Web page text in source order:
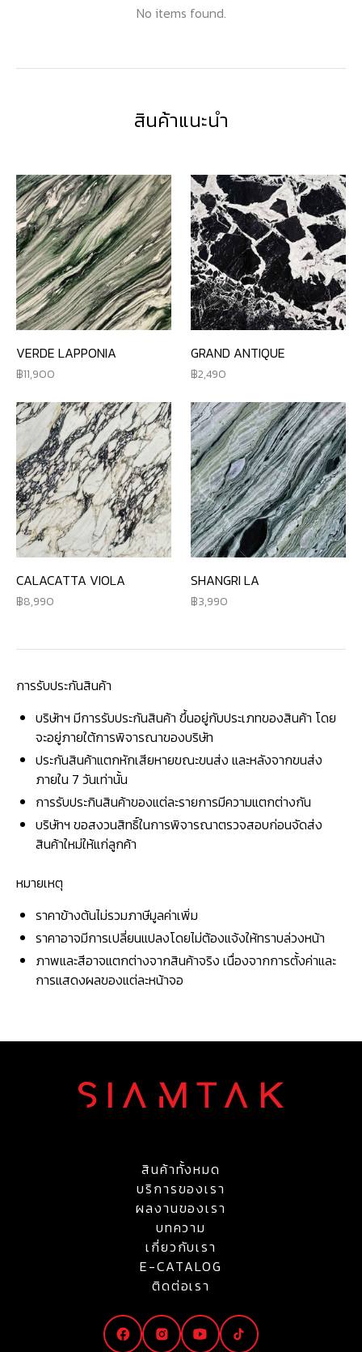
No items found.
สินค้าแนะนำ
VERDE LAPPONIA
11,900
GRAND ANTIQUE
2,490
CALACATTA VIOLA
8,990
SHANGRI LA
3,990
การรับประกันสินค้า
บริษัทฯ มีการรับประกันสินค้า ขึ้นอยู่กับประเภทของสินค้า โดย
จะอยู่ภายใต้การพิจารณาของบริษัท
ประกันสินค้าแตกหักเสียหายขณะขนส่ง และหลังจากขนส่ง
ภายใน 7 วันเท่านั้น
การรับประกินสินค้าของแต่ละรายการมีความแตกต่างกัน
บริษัทฯ ขอสงวนสิทธิ์ในการพิจารณาตรวจสอบก่อนจัดส่ง
สินค้าใหม่ให้แก่ลูกค้า
หมายเหตุ
ราคาข้างต้นไม่รวมภาษีมูลค่าเพิ่ม
ราคาอาจมีการเปลี่ยนแปลงโดยไม่ต้องแจ้งให้ทราบล่วงหน้า
ภาพและสีอาจแตกต่างจากสินค้าจริง เนื่องจากการตั้งค่าและ
การแสดงผลของแต่ละหน้าจอ
สินค้าทั้งหมด
บริการของเรา
ผลงานของเรา
บทความ
เกี่ยวกับเรา
E-CATALOG
ติดต่อเรา